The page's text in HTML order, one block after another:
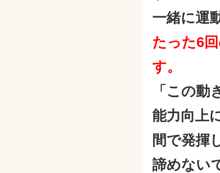
一緒に運
たった6
す。
「この
能力向上
間で発揮
諦めない